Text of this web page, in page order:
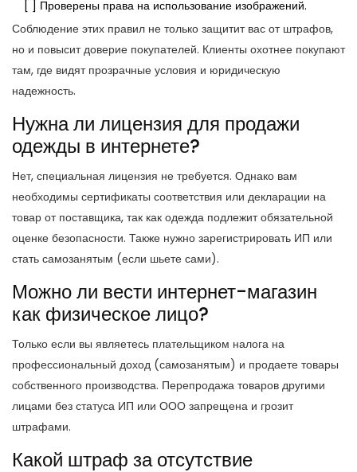
[ ] Проверены права на использование изображений.
Соблюдение этих правил не только защитит вас от штрафов,
но и повысит доверие покупателей. Клиенты охотнее покупают
там, где видят прозрачные условия и юридическую
надежность.
Нужна ли лицензия для продажи
одежды в интернете?
Нет, специальная лицензия не требуется. Однако вам
необходимы сертификаты соответствия или декларации на
товар от поставщика, так как одежда подлежит обязательной
оценке безопасности. Также нужно зарегистрировать ИП или
стать самозанятым (если шьете сами).
Можно ли вести интернет-магазин
как физическое лицо?
Только если вы являетесь плательщиком налога на
профессиональный доход (самозанятым) и продаете товары
собственного производства. Перепродажа товаров другими
лицами без статуса ИП или ООО запрещена и грозит
штрафами.
Какой штраф за отсутствие